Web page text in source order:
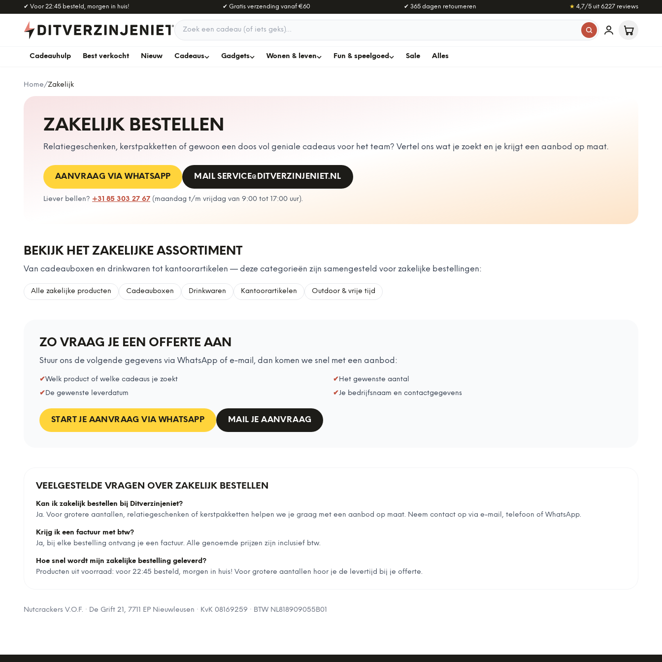
Naar hoofdinhoud
✔ Voor 22:45 besteld, morgen in huis! ✔ Gratis verzending vanaf€60 ✔ 365 dagen retourneren ★ 4,7/5 uit 6.227reviews
Zoek een cadeau
Cadeauhulp Best verkocht Nieuw Cadeaus Gadgets Wonen & leven Fun & speelgoed Sale Alles
Home/Zakelijk
ZAKELIJK BESTELLEN
Relatiegeschenken, kerstpakketten of gewoon een doos vol geniale cadeaus voor het team? Vertel ons wat je zoekt en je krijgt een aanbod op maat.
AANVRAAG VIA WHATSAPP MAILSERVICE@DITVERZINJENIET.NL
Liever bellen? +31 85 303 27 67 ( maandag t/m vrijdag van 9:00 tot 17:00 uur).
BEKIJK HET ZAKELIJKE ASSORTIMENT
Van cadeauboxen en drinkwaren tot kantoorartikelen — deze categorieën zijn samengesteld voor zakelijke bestellingen:
Alle zakelijke producten Cadeauboxen Drinkwaren Kantoorartikelen Outdoor & vrije tijd
ZO VRAAG JE EEN OFFERTE AAN
Stuur ons de volgende gegevens via WhatsApp of e-mail, dan komen we snel met een aanbod:
✔Welk product of welke cadeaus je zoekt ✔Het gewenste aantal
✔De gewenste leverdatum ✔Je bedrijfsnaam en contactgegevens
START JE AANVRAAG VIA WHATSAPP MAIL JE AANVRAAG
VEELGESTELDE VRAGEN OVER ZAKELIJK BESTELLEN
Kan ik zakelijk bestellen bij Ditverzinjeniet?
Ja. Voor grotere aantallen, relatiegeschenken of kerstpakketten helpen we je graag met een aanbod op maat. Neem contact op via e-mail, telefoon of WhatsApp.
Krijg ik een factuur met btw?
Ja, bij elke bestelling ontvang je een factuur. Alle genoemde prijzen zijn inclusief btw.
Hoe snel wordt mijn zakelijke bestelling geleverd?
Producten uit voorraad: voor 22:45 besteld, morgen in huis! Voor grotere aantallen hoor je de levertijd bij je offerte.
Nutcrackers V.O.F. · De Grift 21, 7711 EP Nieuwleusen · KvK 08169259 · BTW NL818909055B01